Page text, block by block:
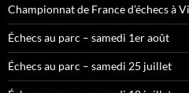
Championnat de France d’échecs à
Échecs au parc – samedi 1er août
Échecs au parc – samedi 25 juillet